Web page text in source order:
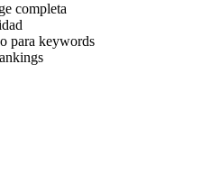
completa
para keywords